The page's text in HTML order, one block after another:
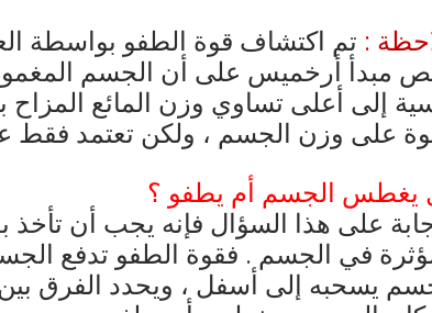
: تم اكتشاف قوة الطفو بواسطة
مبدأ أرخميس على أن الجسم
إلى أعلى تساوي وزن المائع
على وزن الجسم ، ولكن تعتمد فقط
يغطس الجسم أم يطفو ؟
على هذا السؤال فإنه يجب أن تأخذ
في الجسم . فقوة الطفو تدفع
يسحبه إلى أسفل ، ويحدد الفرق